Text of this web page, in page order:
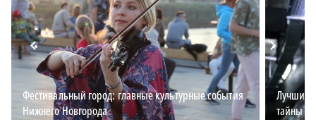
Фестивальный город: главные культурные события
Нижнего Новгорода
Лучший
тайны